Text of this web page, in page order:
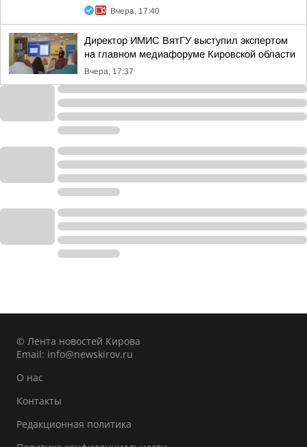
Вчера, 17:40
Директор ИМИС ВятГУ выступил экспертом
на главном медиафоруме Кировской области
Вчера, 17:37
© Лента новостей Кирова
Email: info@newskirov.ru
О нас
Контакты
Редакционная политика